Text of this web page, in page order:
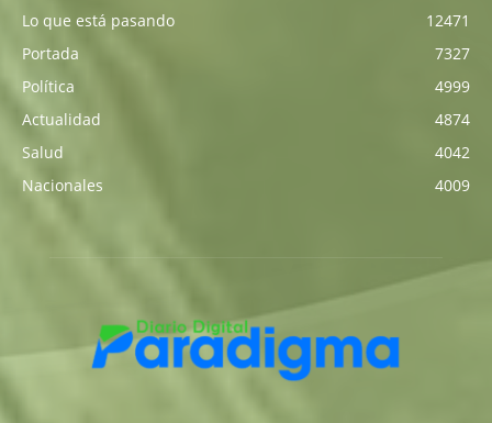
Lo que está pasando
12471
Portada
7327
Política
4999
Actualidad
4874
Salud
4042
Nacionales
4009